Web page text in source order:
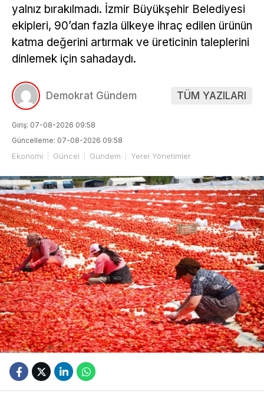
yalnız bırakılmadı. İzmir Büyükşehir Belediyesi
ekipleri, 90’dan fazla ülkeye ihraç edilen ürünün
katma değerini artırmak ve üreticinin taleplerini
dinlemek için sahadaydı.
Demokrat Gündem TÜM YAZILARI
Giriş: 07-08-2026 09:58
Güncelleme: 07-08-2026 09:58
Ekonomi Güncel Gündem Yerel Yönetimler